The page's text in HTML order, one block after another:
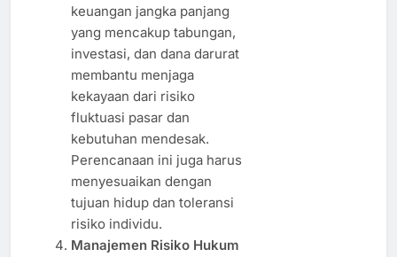
keuangan jangka panjang
yang mencakup tabungan,
investasi, dan dana darurat
membantu menjaga
kekayaan dari risiko
fluktuasi pasar dan
kebutuhan mendesak.
Perencanaan ini juga harus
menyesuaikan dengan
tujuan hidup dan toleransi
risiko individu.
Manajemen Risiko Hukum